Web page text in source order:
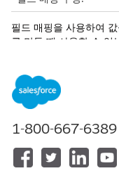
필드 매핑을 사용하여
를 만들 때 사용할 수 있
입력을 위한 추가 필드
필수 필드가 계속 표시
수집할 수 있습니다. 기
며, 기존 매핑을 편집하
설정에서 빠른 상자에
1-800-667-6389